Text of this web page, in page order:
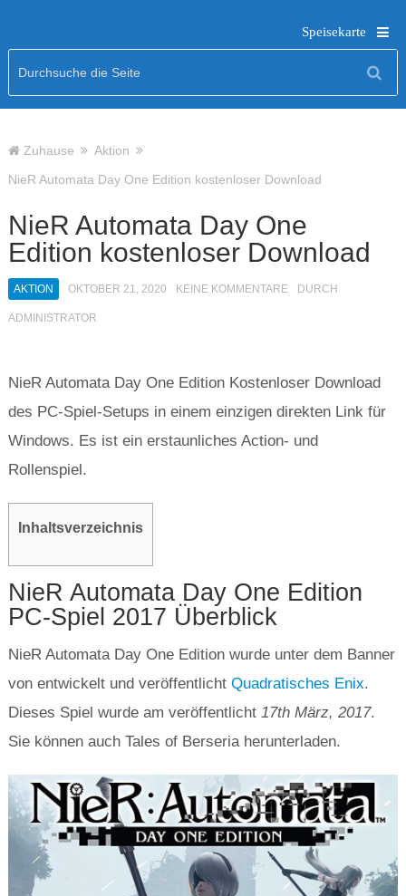
Speisekarte
Zuhause
Aktion
NieR Automata Day One Edition kostenloser Download
NieR Automata Day One
Edition kostenloser Download
AKTION OKTOBER 21, 2020 KEINE KOMMENTARE DURCH
ADMINISTRATOR
NieR Automata Day One Edition Kostenloser Download
des PC-Spiel-Setups in einem einzigen direkten Link für
Windows. Es ist ein erstaunliches Action- und
Rollenspiel.
Inhaltsverzeichnis
NieR Automata Day One Edition
PC-Spiel 2017 Überblick
NieR Automata Day One Edition wurde unter dem Banner
von entwickelt und veröffentlicht Quadratisches Enix.
Dieses Spiel wurde am veröffentlicht 17thMärz, 2017.
Sie können auch Tales of Berseria herunterladen.